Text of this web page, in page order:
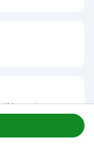
tawar tanpa
sehingga